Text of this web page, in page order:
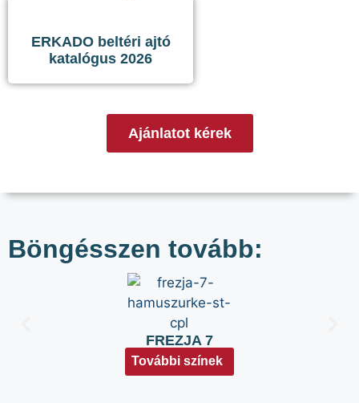
ERKADO beltéri ajtó
katalógus 2026
Ajánlatot kérek
Böngésszen tovább:
FREZJA 7
További színek